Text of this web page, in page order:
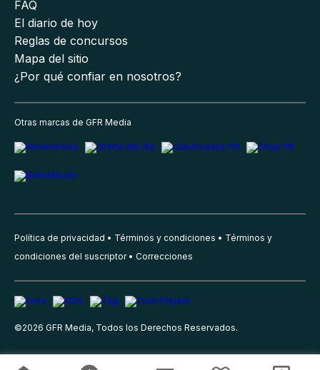
FAQ
El diario de hoy
Reglas de concursos
Mapa del sitio
¿Por qué confiar en nosotros?
Otras marcas de GFR Media
Política de privacidad Términos y condiciones
Términos y
condiciones del suscriptor
Correcciones
©2026 GFR Media, Todos los Derechos Reservados.